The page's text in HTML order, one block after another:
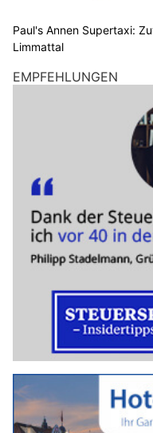
Paul's Annen Supertaxi:
Limmattal
EMPFEHLUNGEN